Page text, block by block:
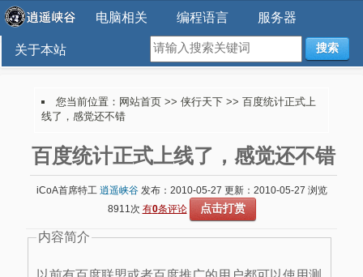
电脑相关 编程语言 服务器
关于本站 搜索
您当前位置： 网站首页 >> 侠行天下 >> 百度统计正式上
线了，感觉还不错
百度统计正式上线了，感觉还不错
iCoA首席特工 逍遥峡谷发布：2010-05-27 更新：2010-05-27 浏览
8911次 有0条评论 点击打赏
内容简介